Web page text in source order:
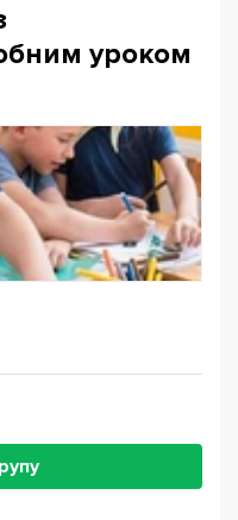
byLeaflet — © Google 2026
уроком